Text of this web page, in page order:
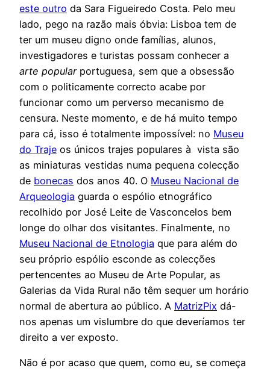
este outro da Sara Figueiredo Costa. Pelo meu
lado, pego na razão mais óbvia: Lisboa tem de
ter um museu digno onde famílias, alunos,
investigadores e turistas possam conhecer a
arte popularportuguesa, sem que a obsessão
com o politicamente correcto acabe por
funcionar como um perverso mecanismo de
censura. Neste momento, e de há muito tempo
para cá, isso é totalmente impossível: no Museu
do Traje os únicos trajes populares à vista são
as miniaturas vestidas numa pequena colecção
de bonecas dos anos 40. O Museu Nacional de
Arqueologia guarda o espólio etnográfico
recolhido por José Leite de Vasconcelos bem
longe do olhar dos visitantes. Finalmente, no
Museu Nacional de Etnologia que para além do
seu próprio espólio esconde as colecções
pertencentes ao Museu de Arte Popular, as
Galerias da Vida Rural não têm sequer um horário
normal de abertura ao público. A MatrizPix dá-
nos apenas um vislumbre do que deveríamos ter
direito a ver exposto.
Não é por acaso que quem, como eu, se começa